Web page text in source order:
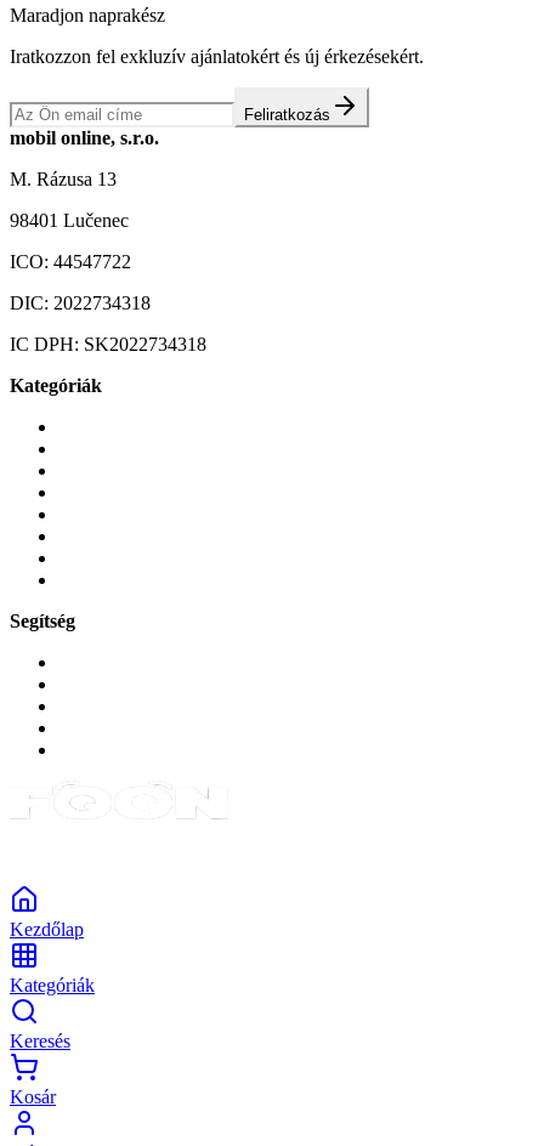
Maradjon naprakész
Iratkozzon fel exkluzív ajánlatokért és új érkezésekért.
Feliratkozás
mobil online, s.r.o.
M. Rázusa 13
98401 Lučenec
ICO: 44547722
DIC: 2022734318
IC DPH: SK2022734318
Kategóriák
Segítség
Kezdőlap
Kategóriák
Keresés
Kosár